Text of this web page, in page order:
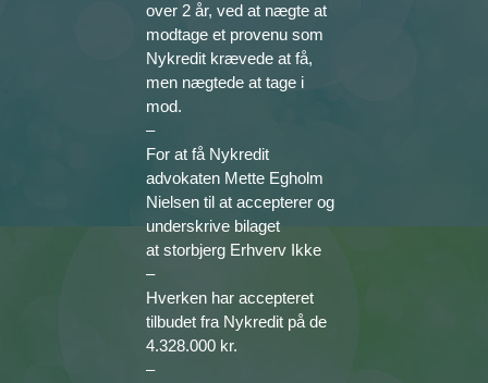
over 2 år, ved at nægte at
modtage et provenu som
Nykredit krævede at få,
men nægtede at tage i
mod.
–
For at få Nykredit
advokaten Mette Egholm
Nielsen til at accepterer og
underskrive bilaget
at storbjerg Erhverv Ikke
–
Hverken har accepteret
tilbudet fra Nykredit på de
4.328.000 kr.
–